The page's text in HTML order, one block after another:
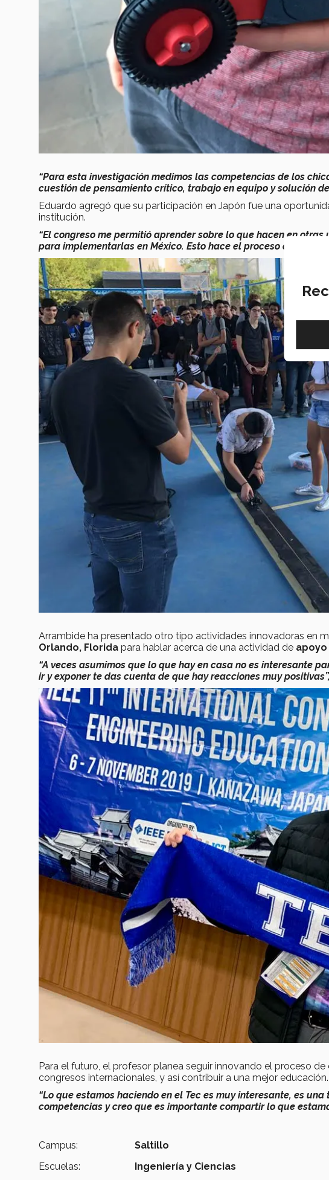
“Para esta investigación medimos las competencias de los
cuestión de pensamiento crítico, trabajo en equipo y solución
Eduardo agregó que su participación en Japón fue una
institución.
“El congreso me permitió aprender sobre lo que hacen en
para implementarlas en México. Esto hace el proceso de
Arrambide ha presentado otro tipo actividades innovadoras en
Orlando, Florida para hablar acerca de una actividad de apoyo
“A veces asumimos que lo que hay en casa no es interesante
ir y exponer te das cuenta de que hay reacciones muy positivas”,
Para el futuro, el profesor planea seguir innovando el proceso
congresos internacionales, y así contribuir a una mejor educación.
“Lo que estamos haciendo en el Tec es muy interesante, es
competencias y creo que es importante compartir lo que
Campus:
Saltillo
Escuelas:
Ingeniería y Ciencias